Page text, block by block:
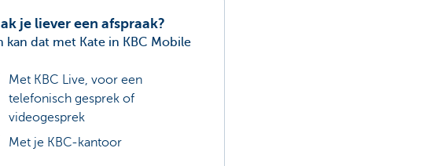
je liever een afspraak?
kan dat met Kate in KBC Mobile
Met KBC Live, voor een
telefonisch gesprek of
videogesprek
Met je KBC-kantoor